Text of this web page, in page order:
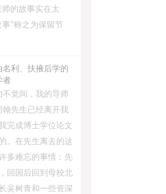
的故事实在太
”称之为保留节
名利、扶掖后学的
者
不觉间，我的导师
翰先生已经离开我
完成博士学位论文
。在先生离去的这
多难忘的事情：先
回国后回到母校北
吴树青和一些资深